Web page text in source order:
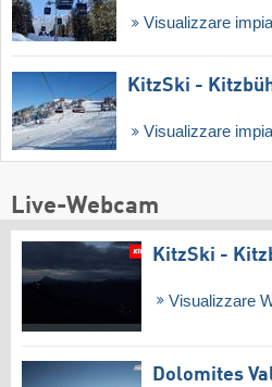
Visualizzare
KitzSki -
Visualizzare
Live-Webcam
KitzSki -
Visualizzare
Dolomites